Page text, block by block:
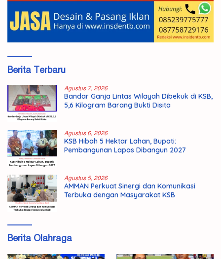
Berita Terbaru
Agustus 7, 2026
Bandar Ganja Lintas Wilayah Dibekuk di KSB,
5,6 Kilogram Barang Bukti Disita
Agustus 6, 2026
KSB Hibah 5 Hektar Lahan, Bupati:
Pembangunan Lapas Dibangun 2027
Agustus 5, 2026
AMMAN Perkuat Sinergi dan Komunikasi
Terbuka dengan Masyarakat KSB
Berita Olahraga